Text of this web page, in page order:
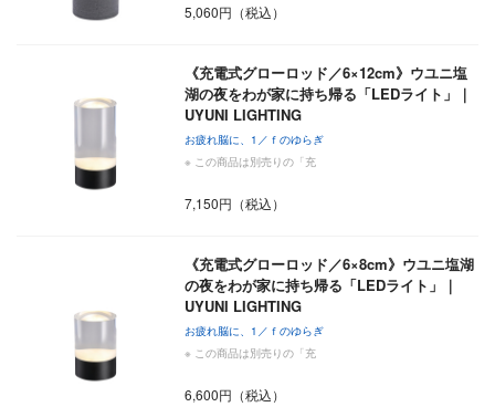
5,060円（税込）
《充電式グローロッド／6×12cm》ウユニ塩
湖の夜をわが家に持ち帰る「LEDライト」｜
UYUNI LIGHTING
お疲れ脳に、1／ｆのゆらぎ
※ この商品は別売りの「充
7,150円（税込）
《充電式グローロッド／6×8cm》ウユニ塩湖
の夜をわが家に持ち帰る「LEDライト」｜
UYUNI LIGHTING
お疲れ脳に、1／ｆのゆらぎ
※ この商品は別売りの「充
6,600円（税込）